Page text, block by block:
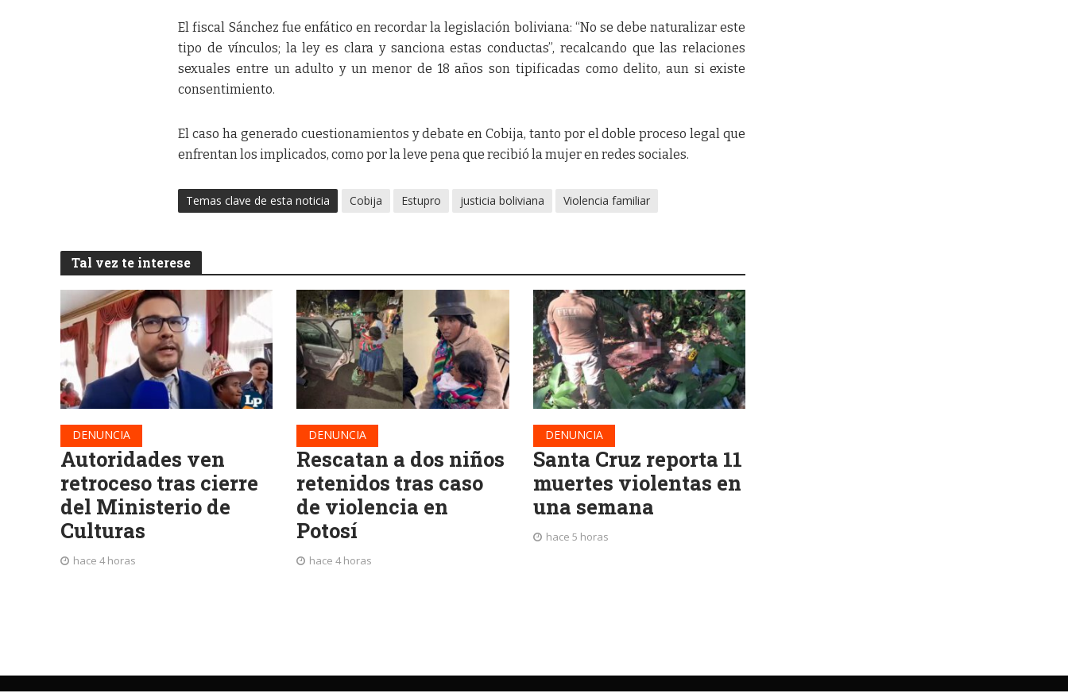
El fiscal Sánchez fue enfático en recordar la legislación boliviana: “No se debe naturalizar este
tipo de vínculos; la ley es clara y sanciona estas conductas”, recalcando que las relaciones
sexuales entre un adulto y un menor de 18 años son tipificadas como delito, aun si existe
consentimiento.
El caso ha generado cuestionamientos y debate en Cobija, tanto por el doble proceso legal que
enfrentan los implicados, como por la leve pena que recibió la mujer en redes sociales.
Temas clave de esta noticia Cobija Estupro justicia boliviana Violencia familiar
Tal vez te interese
DENUNCIA
Autoridades ven
retroceso tras cierre
del Ministerio de
Culturas
hace 4 horas
DENUNCIA
Rescatan a dos niños
retenidos tras caso
de violencia en
Potosí
hace 4 horas
DENUNCIA
Santa Cruz reporta 11
muertes violentas en
una semana
hace 5 horas